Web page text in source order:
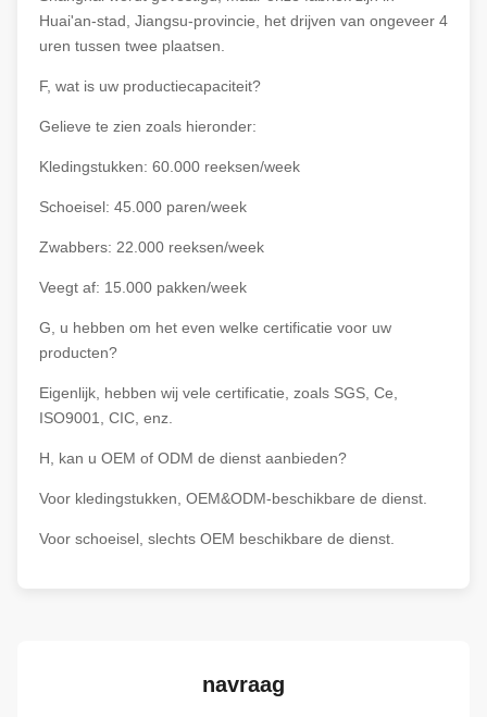
Huai'an-stad, Jiangsu-provincie, het drijven van ongeveer 4
uren tussen twee plaatsen.
F, wat is uw productiecapaciteit?
Gelieve te zien zoals hieronder:
Kledingstukken: 60.000 reeksen/week
Schoeisel: 45.000 paren/week
Zwabbers: 22.000 reeksen/week
Veegt af: 15.000 pakken/week
G, u hebben om het even welke certificatie voor uw
producten?
Eigenlijk, hebben wij vele certificatie, zoals SGS, Ce,
ISO9001, CIC, enz.
H, kan u OEM of ODM de dienst aanbieden?
Voor kledingstukken, OEM&ODM-beschikbare de dienst.
Voor schoeisel, slechts OEM beschikbare de dienst.
navraag